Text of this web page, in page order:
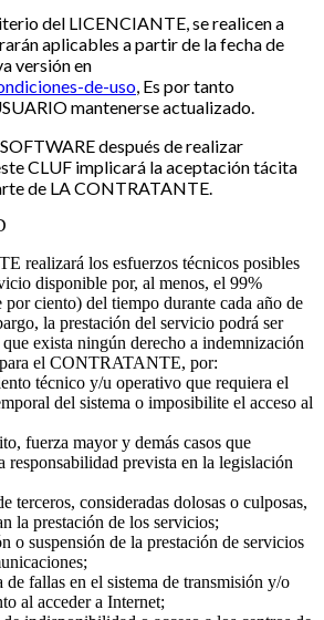
del LICENCIANTE, se realicen a
aplicables a partir de la fecha de
versión en
de-uso, Es por tanto
mantenerse actualizado.
después de realizar
CLUF implicará la aceptación tácita
de LA CONTRATANTE.
realizará los esfuerzos técnicos posibles
disponible por, al menos, el 99%
ciento) del tiempo durante cada año de
la prestación del servicio podrá ser
exista ningún derecho a indemnización
el CONTRATANTE, por:
técnico y/u operativo que requiera el
del sistema o imposibilite el acceso al
fuerza mayor y demás casos que
responsabilidad prevista en la legislación
terceros, consideradas dolosas o culposas,
la prestación de los servicios;
o suspensión de la prestación de servicios
de fallas en el sistema de transmisión y/o
al acceder a Internet;